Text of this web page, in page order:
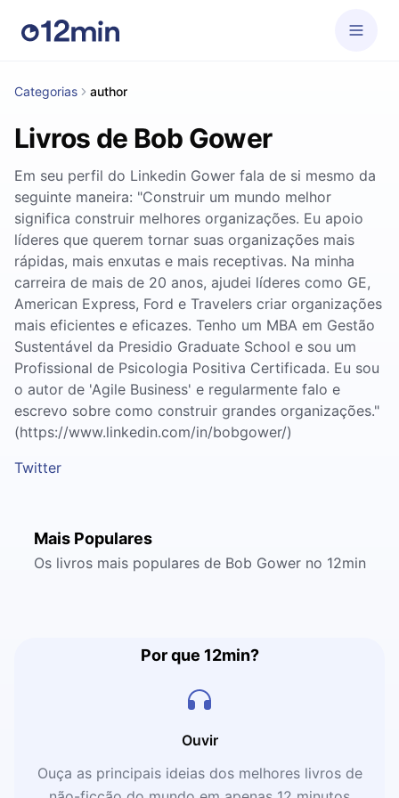
Categorias author
Livros de Bob Gower
Em seu perfil do Linkedin Gower fala de si mesmo da
seguinte maneira: "Construir um mundo melhor
significa construir melhores organizações. Eu apoio
líderes que querem tornar suas organizações mais
rápidas, mais enxutas e mais receptivas. Na minha
carreira de mais de 20 anos, ajudei líderes como GE,
American Express, Ford e Travelers criar organizações
mais eficientes e eficazes. Tenho um MBA em Gestão
Sustentável da Presidio Graduate School e sou um
Profissional de Psicologia Positiva Certificada. Eu sou
o autor de 'Agile Business' e regularmente falo e
escrevo sobre como construir grandes organizações."
(https://www.linkedin.com/in/bobgower/)
Twitter
Mais Populares
Os livros mais populares de Bob Gower no 12min
Por que 12min?
Ouvir
Ouça as principais ideias dos melhores livros de